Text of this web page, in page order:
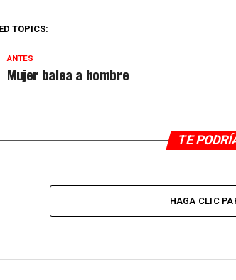
TOPICS:
ANTES
Mujer balea a hombre
TE
HAGA CLIC